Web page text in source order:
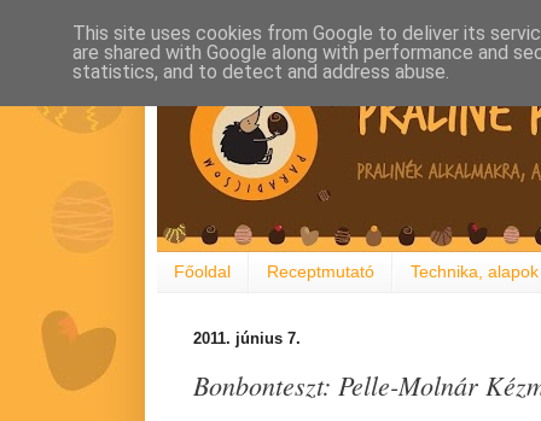
Főoldal Receptmutató Technika, alapok
2011. június 7.
Bonbonteszt: Pelle-Molnár
This site uses cookies from Google to deliver its
are shared with Google along with performance and
statistics, and to detect and address abuse.